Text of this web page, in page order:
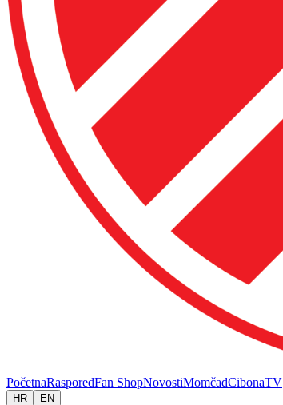
PočetnaRasporedFan ShopNovostiMomčadCibonaTV
HR EN